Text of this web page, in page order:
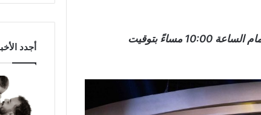
يعرض برنامج “المعلقة” على قناتَي الثقافية وMBC1 كل اثنين، تمام الساعة 10:00 مساءً بتوقيت
أجدد